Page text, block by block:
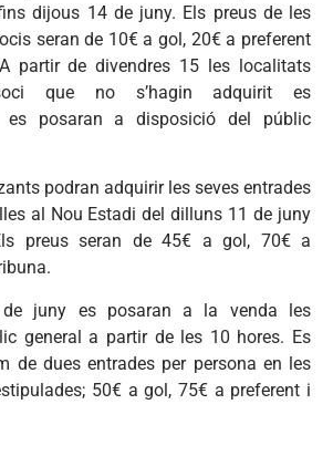
dijous 14 de juny. Els preus de les
seran de 10€ a gol, 20€ a preferent
partir de divendres 15 les localitats
que no s’hagin adquirit es
es posaran a disposició del públic
podran adquirir les seves entrades
al Nou Estadi del dilluns 11 de juny
preus seran de 45€ a gol, 70€ a
de juny es posaran a la venda les
general a partir de les 10 hores. Es
de dues entrades per persona en les
50€ a gol, 75€ a preferent i